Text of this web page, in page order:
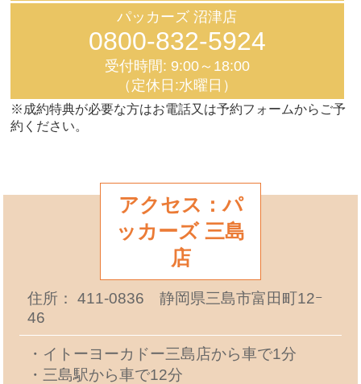
パッカーズ 沼津店
0800-832-5924
受付時間: 9:00～18:00
（定休日:水曜日）
※成約特典が必要な方はお電話又は予約フォームからご予
約ください。
アクセス：パ
ッカーズ 三島
店
住所： 411-0836 静岡県三島市富田町12ｰ
46
・イトーヨーカドー三島店から車で1分
・三島駅から車で12分